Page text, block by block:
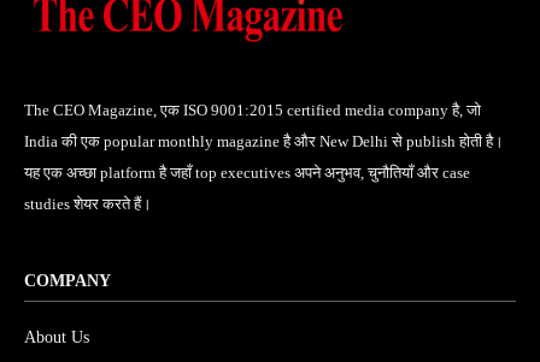
The CEO Magazine, एक ISO 9001:2015 certified media company है, जो
India की एक popular monthly magazine है और New Delhi से publish होती है।
यह एक अच्छा platform है जहाँ top executives अपने अनुभव, चुनौतियाँ और case
studies शेयर करते हैं।
COMPANY
About Us